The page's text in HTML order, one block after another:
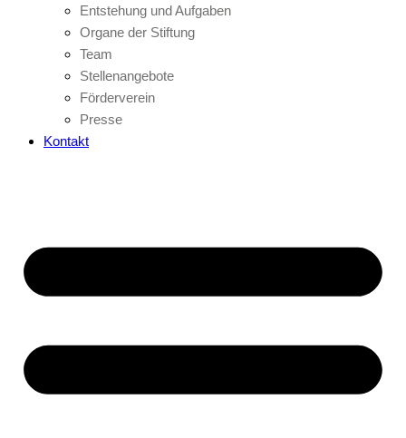
Entstehung und Aufgaben
Organe der Stiftung
Team
Stellenangebote
Förderverein
Presse
Kontakt